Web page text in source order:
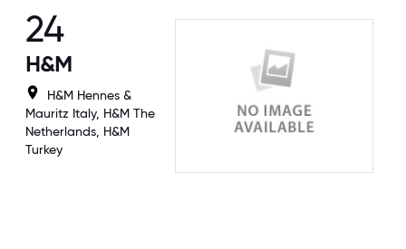
24
H&M
H&M Hennes &
Mauritz Italy, H&M The
Netherlands, H&M
Turkey